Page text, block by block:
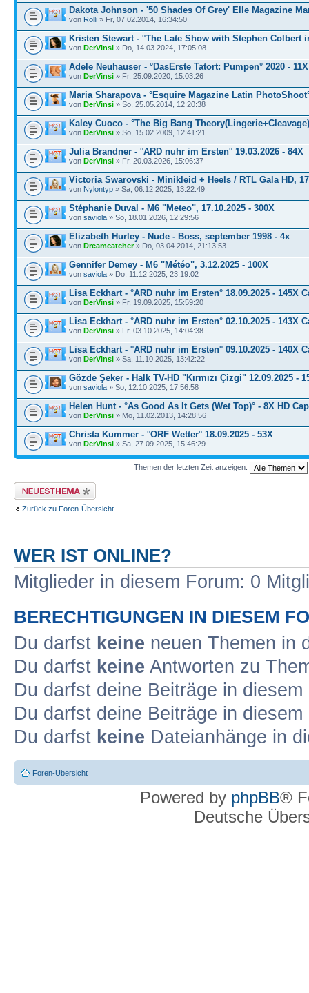
Dakota Johnson - '50 Shades Of Grey' Elle Magazine
von Rolli » Fr, 07.02.2014, 16:34:50
Kristen Stewart - °The Late Show with Stephen Colbert
von DerVinsi » Do, 14.03.2024, 17:05:08
Adele Neuhauser - °DasErste Tatort: Pumpen° 2020 -
von DerVinsi » Fr, 25.09.2020, 15:03:26
Maria Sharapova - °Esquire Magazine Latin
von DerVinsi » So, 25.05.2014, 12:20:38
Kaley Cuoco - °The Big Bang
von DerVinsi » So, 15.02.2009, 12:41:21
Julia Brandner - °ARD nuhr im Ersten° 19.03.2026 - 84X
von DerVinsi » Fr, 20.03.2026, 15:06:37
Victoria Swarovski - Minikleid + Heels / RTL Gala HD,
von Nylontyp » Sa, 06.12.2025, 13:22:49
Stéphanie Duval - M6 "Meteo", 17.10.2025 - 300X
von saviola » So, 18.01.2026, 12:29:56
Elizabeth Hurley - Nude - Boss, september 1998 - 4x
von Dreamcatcher» Do, 03.04.2014, 21:13:53
Gennifer Demey - M6 "Météo", 3.12.2025 - 100X
von saviola » Do, 11.12.2025, 23:19:02
Lisa Eckhart - °ARD nuhr im Ersten° 18.09.2025 - 145X
von DerVinsi » Fr, 19.09.2025, 15:59:20
Lisa Eckhart - °ARD nuhr im Ersten° 02.10.2025 - 143X
von DerVinsi » Fr, 03.10.2025, 14:04:38
Lisa Eckhart - °ARD nuhr im Ersten° 09.10.2025 - 140X
von DerVinsi » Sa, 11.10.2025, 13:42:22
Gözde Şeker - Halk TV-HD "Kırmızı Çizgi" 12.09.2025 -
von saviola » So, 12.10.2025, 17:56:58
Helen Hunt - °As Good As It Gets (Wet Top)° - 8X HD
von DerVinsi » Mo, 11.02.2013, 14:28:56
Christa Kummer - °ORF Wetter° 18.09.2025 - 53X
von DerVinsi » Sa, 27.09.2025, 15:46:29
Themen der letzten Zeit anzeigen:
Neues Thema erstellen
Zurück zu Foren-Übersicht
WER IST ONLINE?
Mitglieder in diesem Forum: 0
BERECHTIGUNGEN IN DIESEM
Du darfst keine neuen Themen in
Du darfst keine Antworten zu
Du darfst deine Beiträge in
Du darfst deine Beiträge in
Du darfst keine Dateianhänge in
Foren-Übersicht
Powered by phpBB®
Deutsche